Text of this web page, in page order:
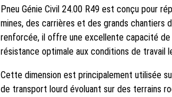
Pneu Génie Civil 24.00 R49 est conçu pour
mines, des carrières et des grands chantiers
renforcée, il offre une excellente capacité
résistance optimale aux conditions de travail
Cette dimension est principalement utilisée
de transport lourd évoluant sur des terrains